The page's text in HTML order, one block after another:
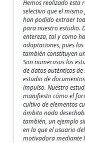
Hemos realizado esta
selectivo que el
han podido extraer
para nuestro estudio.
entereza, tal y como
adaptaciones, pues
también constituyen
Son numerosos los
de datos auténticos
estudio de
impulso. Nuestro
manifiesto cómo el
cultivo de elementos
ámbito nada
también, un ejemplo
en la que el usuario
motivadora mediante